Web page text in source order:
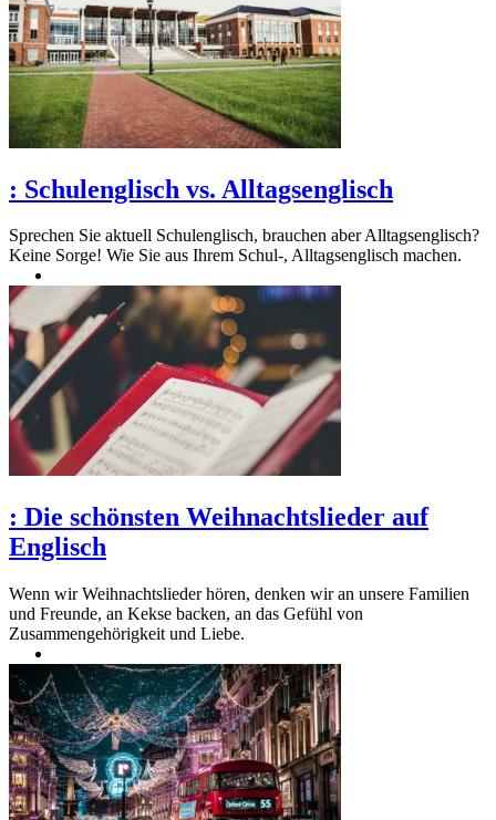
: Schulenglisch vs. Alltagsenglisch
Sprechen Sie aktuell Schulenglisch, brauchen aber Alltagsenglisch?
Keine Sorge! Wie Sie aus Ihrem Schul-, Alltagsenglisch machen.
: Die schönsten Weihnachtslieder auf
Englisch
Wenn wir Weihnachtslieder hören, denken wir an unsere Familien
und Freunde, an Kekse backen, an das Gefühl von
Zusammengehörigkeit und Liebe.